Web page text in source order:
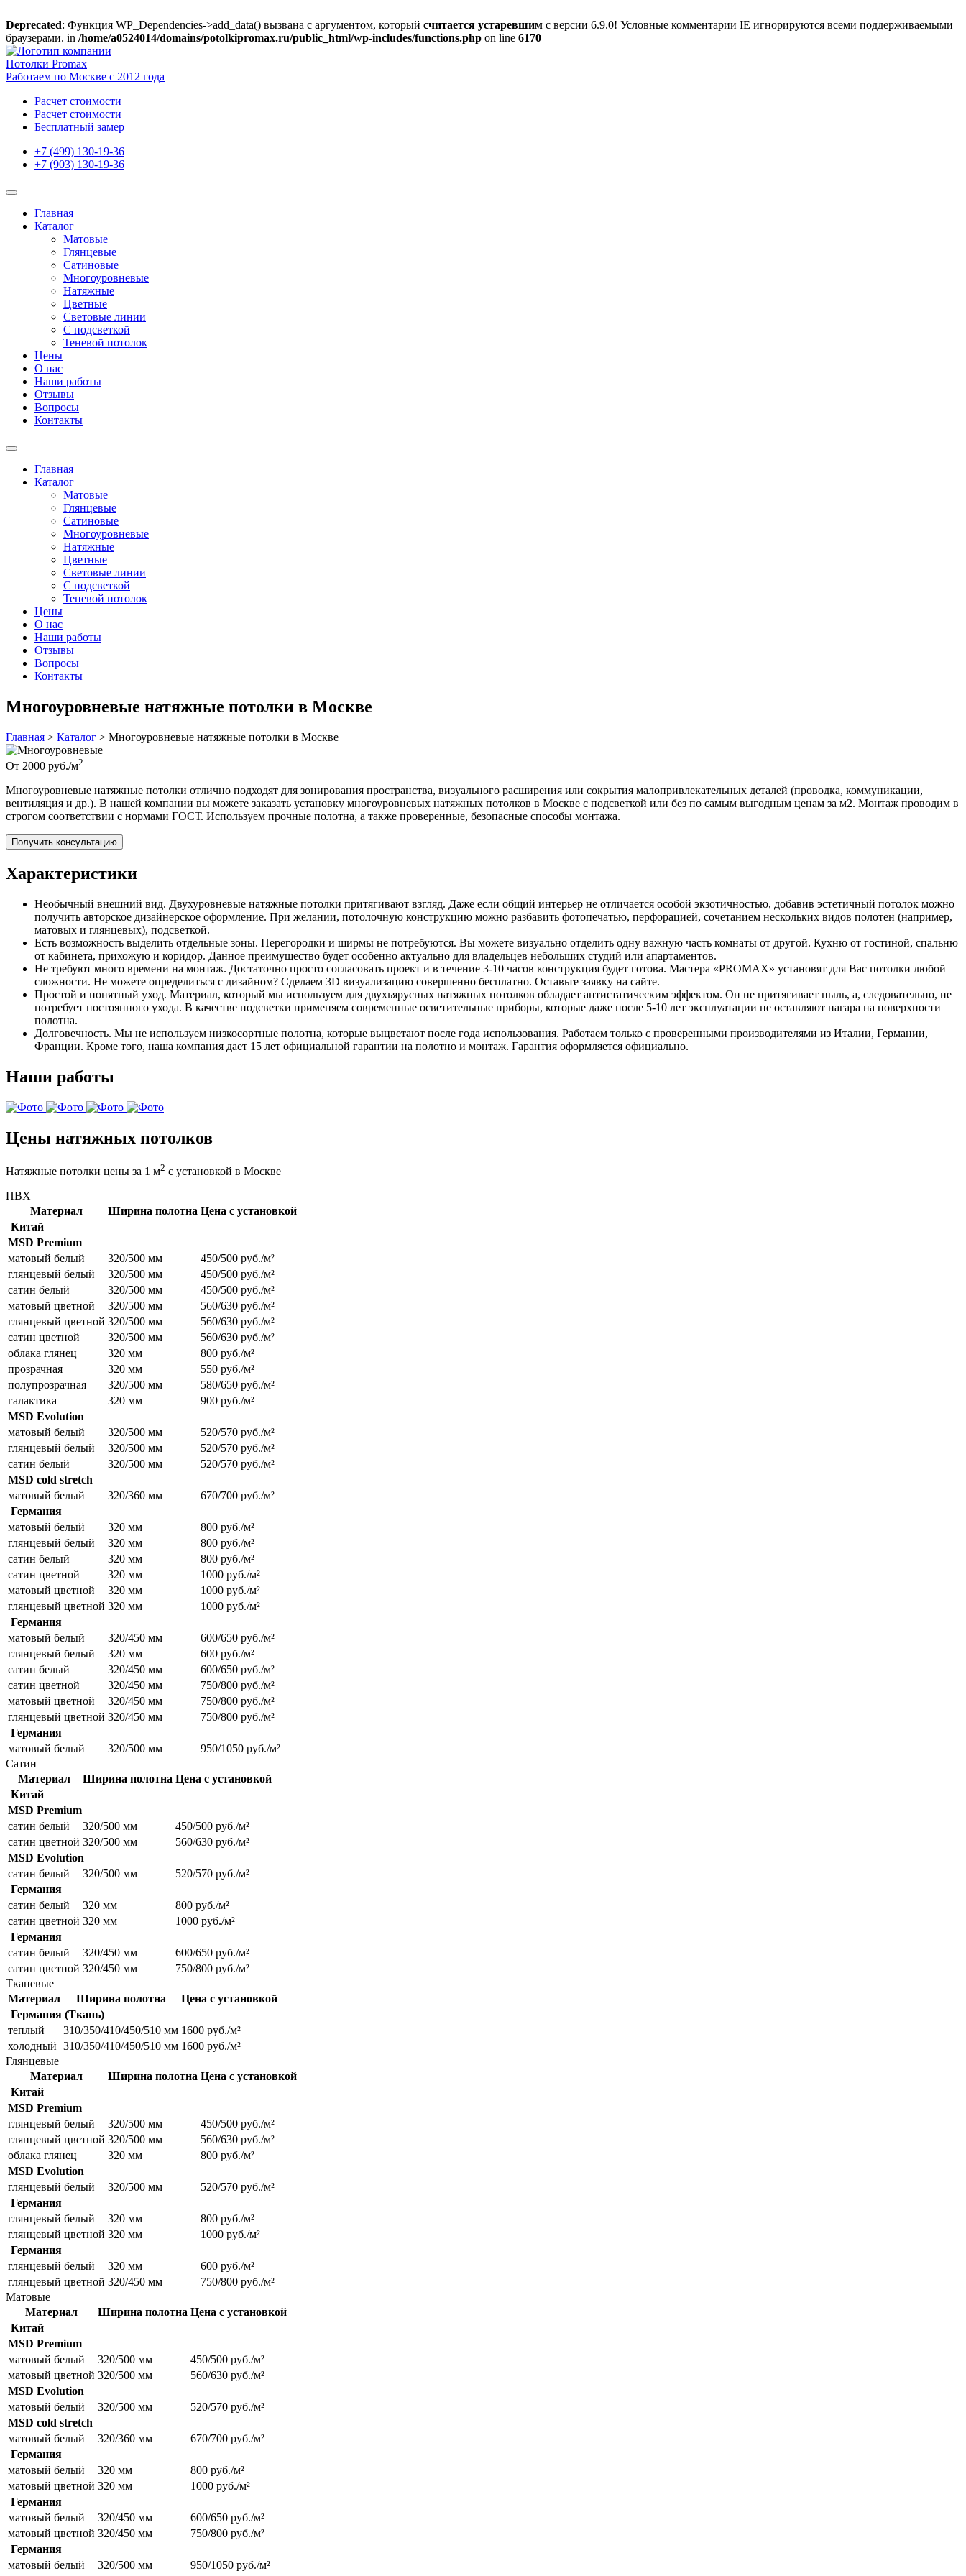
Deprecated: Функция WP_Dependencies->add_data() вызвана с аргументом, который считается устаревшим с версии 6.9.0! Условные комментарии IE игнорируются всеми поддерживаемыми
браузерами. in /home/a0524014/domains/potolkipromax.ru/public_html/wp-includes/functions.php on line 6170
Skip
to
content
Потолки Promax
Работаем по Москве с 2012 года
Расчет стоимости
Расчет стоимости
Бесплатный замер
+7 (499) 130-19-36
+7 (903) 130-19-36
Главная
Каталог
Матовые
Глянцевые
Сатиновые
Многоуровневые
Натяжные
Цветные
Световые линии
С подсветкой
Теневой потолок
Цены
О нас
Наши работы
Отзывы
Вопросы
Контакты
Главная
Каталог
Матовые
Глянцевые
Сатиновые
Многоуровневые
Натяжные
Цветные
Световые линии
С подсветкой
Теневой потолок
Цены
О нас
Наши работы
Отзывы
Вопросы
Контакты
Многоуровневые натяжные потолки в Москве
Главная > Каталог > Многоуровневые натяжные потолки в Москве
От 2000 руб./м2
Многоуровневые натяжные потолки отлично подходят для зонирования пространства, визуального расширения или сокрытия малопривлекательных деталей (проводка, коммуникации,
вентиляция и др.). В нашей компании вы можете заказать установку многоуровневых натяжных потолков в Москве с подсветкой или без по самым выгодным ценам за м2. Монтаж проводим в
строгом соответствии с нормами ГОСТ. Используем прочные полотна, а также проверенные, безопасные способы монтажа.
Получить консультацию
Характеристики
Необычный внешний вид. Двухуровневые натяжные потолки притягивают взгляд. Даже если общий интерьер не отличается особой экзотичностью, добавив эстетичный потолок можно
получить авторское дизайнерское оформление. При желании, потолочную конструкцию можно разбавить фотопечатью, перфорацией, сочетанием нескольких видов полотен (например,
матовых и глянцевых), подсветкой.
Есть возможность выделить отдельные зоны. Перегородки и ширмы не потребуются. Вы можете визуально отделить одну важную часть комнаты от другой. Кухню от гостиной, спальню
от кабинета, прихожую и коридор. Данное преимущество будет особенно актуально для владельцев небольших студий или апартаментов.
Не требуют много времени на монтаж. Достаточно просто согласовать проект и в течение 3-10 часов конструкция будет готова. Мастера «PROMAX» установят для Вас потолки любой
сложности. Не можете определиться с дизайном? Сделаем 3D визуализацию совершенно бесплатно. Оставьте заявку на сайте.
Простой и понятный уход. Материал, который мы используем для двухъярусных натяжных потолков обладает антистатическим эффектом. Он не притягивает пыль, а, следовательно, не
потребует постоянного ухода. В качестве подсветки применяем современные осветительные приборы, которые даже после 5-10 лет эксплуатации не оставляют нагара на поверхности
полотна.
Долговечность. Мы не используем низкосортные полотна, которые выцветают после года использования. Работаем только с проверенными производителями из Италии, Германии,
Франции. Кроме того, наша компания дает 15 лет официальной гарантии на полотно и монтаж. Гарантия оформляется официально.
Наши работы
Цены натяжных потолков
Натяжные потолки цены за 1 м2 с установкой в Москве
ПВХ
Материал
Ширина полотна Цена с установкой
Китай
MSD Premium
матовый белый
320/500 мм
450/500 руб./м²
глянцевый белый
320/500 мм
450/500 руб./м²
сатин белый
320/500 мм
450/500 руб./м²
матовый цветной
320/500 мм
560/630 руб./м²
глянцевый цветной 320/500 мм
560/630 руб./м²
сатин цветной
320/500 мм
560/630 руб./м²
облака глянец
320 мм
800 руб./м²
прозрачная
320 мм
550 руб./м²
полупрозрачная
320/500 мм
580/650 руб./м²
галактика
320 мм
900 руб./м²
MSD Evolution
матовый белый
320/500 мм
520/570 руб./м²
глянцевый белый
320/500 мм
520/570 руб./м²
сатин белый
320/500 мм
520/570 руб./м²
MSD cold stretch
матовый белый
320/360 мм
670/700 руб./м²
Германия
матовый белый
320 мм
800 руб./м²
глянцевый белый
320 мм
800 руб./м²
сатин белый
320 мм
800 руб./м²
сатин цветной
320 мм
1000 руб./м²
матовый цветной
320 мм
1000 руб./м²
глянцевый цветной 320 мм
1000 руб./м²
Германия
матовый белый
320/450 мм
600/650 руб./м²
глянцевый белый
320 мм
600 руб./м²
сатин белый
320/450 мм
600/650 руб./м²
сатин цветной
320/450 мм
750/800 руб./м²
матовый цветной
320/450 мм
750/800 руб./м²
глянцевый цветной 320/450 мм
750/800 руб./м²
Германия
матовый белый
320/500 мм
950/1050 руб./м²
Сатин
Материал
Ширина полотна Цена с установкой
Китай
MSD Premium
сатин белый
320/500 мм
450/500 руб./м²
сатин цветной 320/500 мм
560/630 руб./м²
MSD Evolution
сатин белый
320/500 мм
520/570 руб./м²
Германия
сатин белый
320 мм
800 руб./м²
сатин цветной 320 мм
1000 руб./м²
Германия
сатин белый
320/450 мм
600/650 руб./м²
сатин цветной 320/450 мм
750/800 руб./м²
Тканевые
Материал
Ширина полотна
Цена с установкой
Германия (Ткань)
теплый
310/350/410/450/510 мм 1600 руб./м²
холодный 310/350/410/450/510 мм 1600 руб./м²
Глянцевые
Материал
Ширина полотна Цена с установкой
Китай
MSD Premium
глянцевый белый
320/500 мм
450/500 руб./м²
глянцевый цветной 320/500 мм
560/630 руб./м²
облака глянец
320 мм
800 руб./м²
MSD Evolution
глянцевый белый
320/500 мм
520/570 руб./м²
Германия
глянцевый белый
320 мм
800 руб./м²
глянцевый цветной 320 мм
1000 руб./м²
Германия
глянцевый белый
320 мм
600 руб./м²
глянцевый цветной 320/450 мм
750/800 руб./м²
Матовые
Материал
Ширина полотна Цена с установкой
Китай
MSD Premium
матовый белый
320/500 мм
450/500 руб./м²
матовый цветной 320/500 мм
560/630 руб./м²
MSD Evolution
матовый белый
320/500 мм
520/570 руб./м²
MSD cold stretch
матовый белый
320/360 мм
670/700 руб./м²
Германия
матовый белый
320 мм
800 руб./м²
матовый цветной 320 мм
1000 руб./м²
Германия
матовый белый
320/450 мм
600/650 руб./м²
матовый цветной 320/450 мм
750/800 руб./м²
Германия
матовый белый
320/500 мм
950/1050 руб./м²